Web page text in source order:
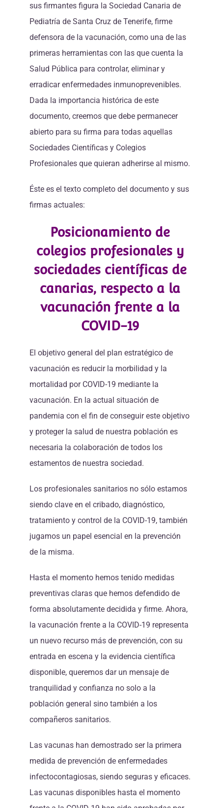
sus firmantes figura la Sociedad Canaria de
Pediatría de Santa Cruz de Tenerife, firme
defensora de la vacunación, como una de las
primeras herramientas con las que cuenta la
Salud Pública para controlar, eliminar y
erradicar enfermedades inmunoprevenibles.
Dada la importancia histórica de este
documento, creemos que debe permanecer
abierto para su firma para todas aquellas
Sociedades Científicas y Colegios
Profesionales que quieran adherirse al mismo.
Éste es el texto completo del documento y sus
firmas actuales:
Posicionamiento de
colegios profesionales y
sociedades científicas de
canarias, respecto a la
vacunación frente a la
COVID-19
El objetivo general del plan estratégico de
vacunación es reducir la morbilidad y la
mortalidad por COVID-19 mediante la
vacunación. En la actual situación de
pandemia con el fin de conseguir este objetivo
y proteger la salud de nuestra población es
necesaria la colaboración de todos los
estamentos de nuestra sociedad.
Los profesionales sanitarios no sólo estamos
siendo clave en el cribado, diagnóstico,
tratamiento y control de la COVID-19, también
jugamos un papel esencial en la prevención
de la misma.
Hasta el momento hemos tenido medidas
preventivas claras que hemos defendido de
forma absolutamente decidida y firme. Ahora,
la vacunación frente a la COVID-19 representa
un nuevo recurso más de prevención, con su
entrada en escena y la evidencia científica
disponible, queremos dar un mensaje de
tranquilidad y confianza no solo a la
población general sino también a los
compañeros sanitarios.
Las vacunas han demostrado ser la primera
medida de prevención de enfermedades
infectocontagiosas, siendo seguras y eficaces.
Las vacunas disponibles hasta el momento